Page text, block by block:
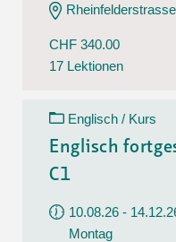
CHF 340.00
17 Lektionen
Englisch / Kurs
Englisch
C1
10.08.26 -
Montag